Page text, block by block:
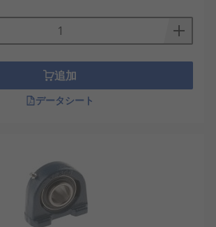
追加
データシート